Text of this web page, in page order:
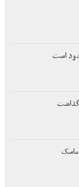
است
گذاشت